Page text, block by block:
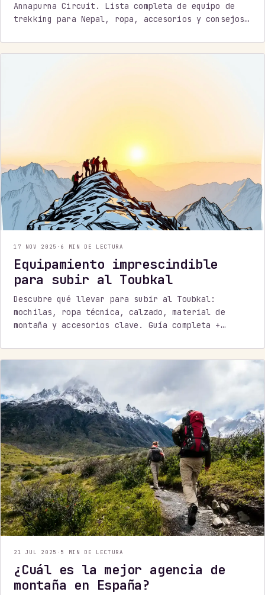
Annapurna Circuit. Lista completa de equipo de
trekking para Nepal, ropa, accesorios y consejos
17 NOV 2025 · 6 MIN DE LECTURA
Equipamiento imprescindible
para subir al Toubkal
Descubre qué llevar para subir al Toubkal:
mochilas, ropa técnica, calzado, material de
montaña y accesorios clave. Guía completa +
21 JUL 2025 · 5 MIN DE LECTURA
¿Cuál es la mejor agencia de
montaña en España?